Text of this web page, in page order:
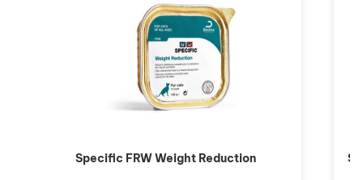
Specific FRW Weight Reduction